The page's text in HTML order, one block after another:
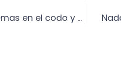
Novak Djokovic supera los problemas en el codo y a Van Assche y se planta en cuartos de Banja Luka